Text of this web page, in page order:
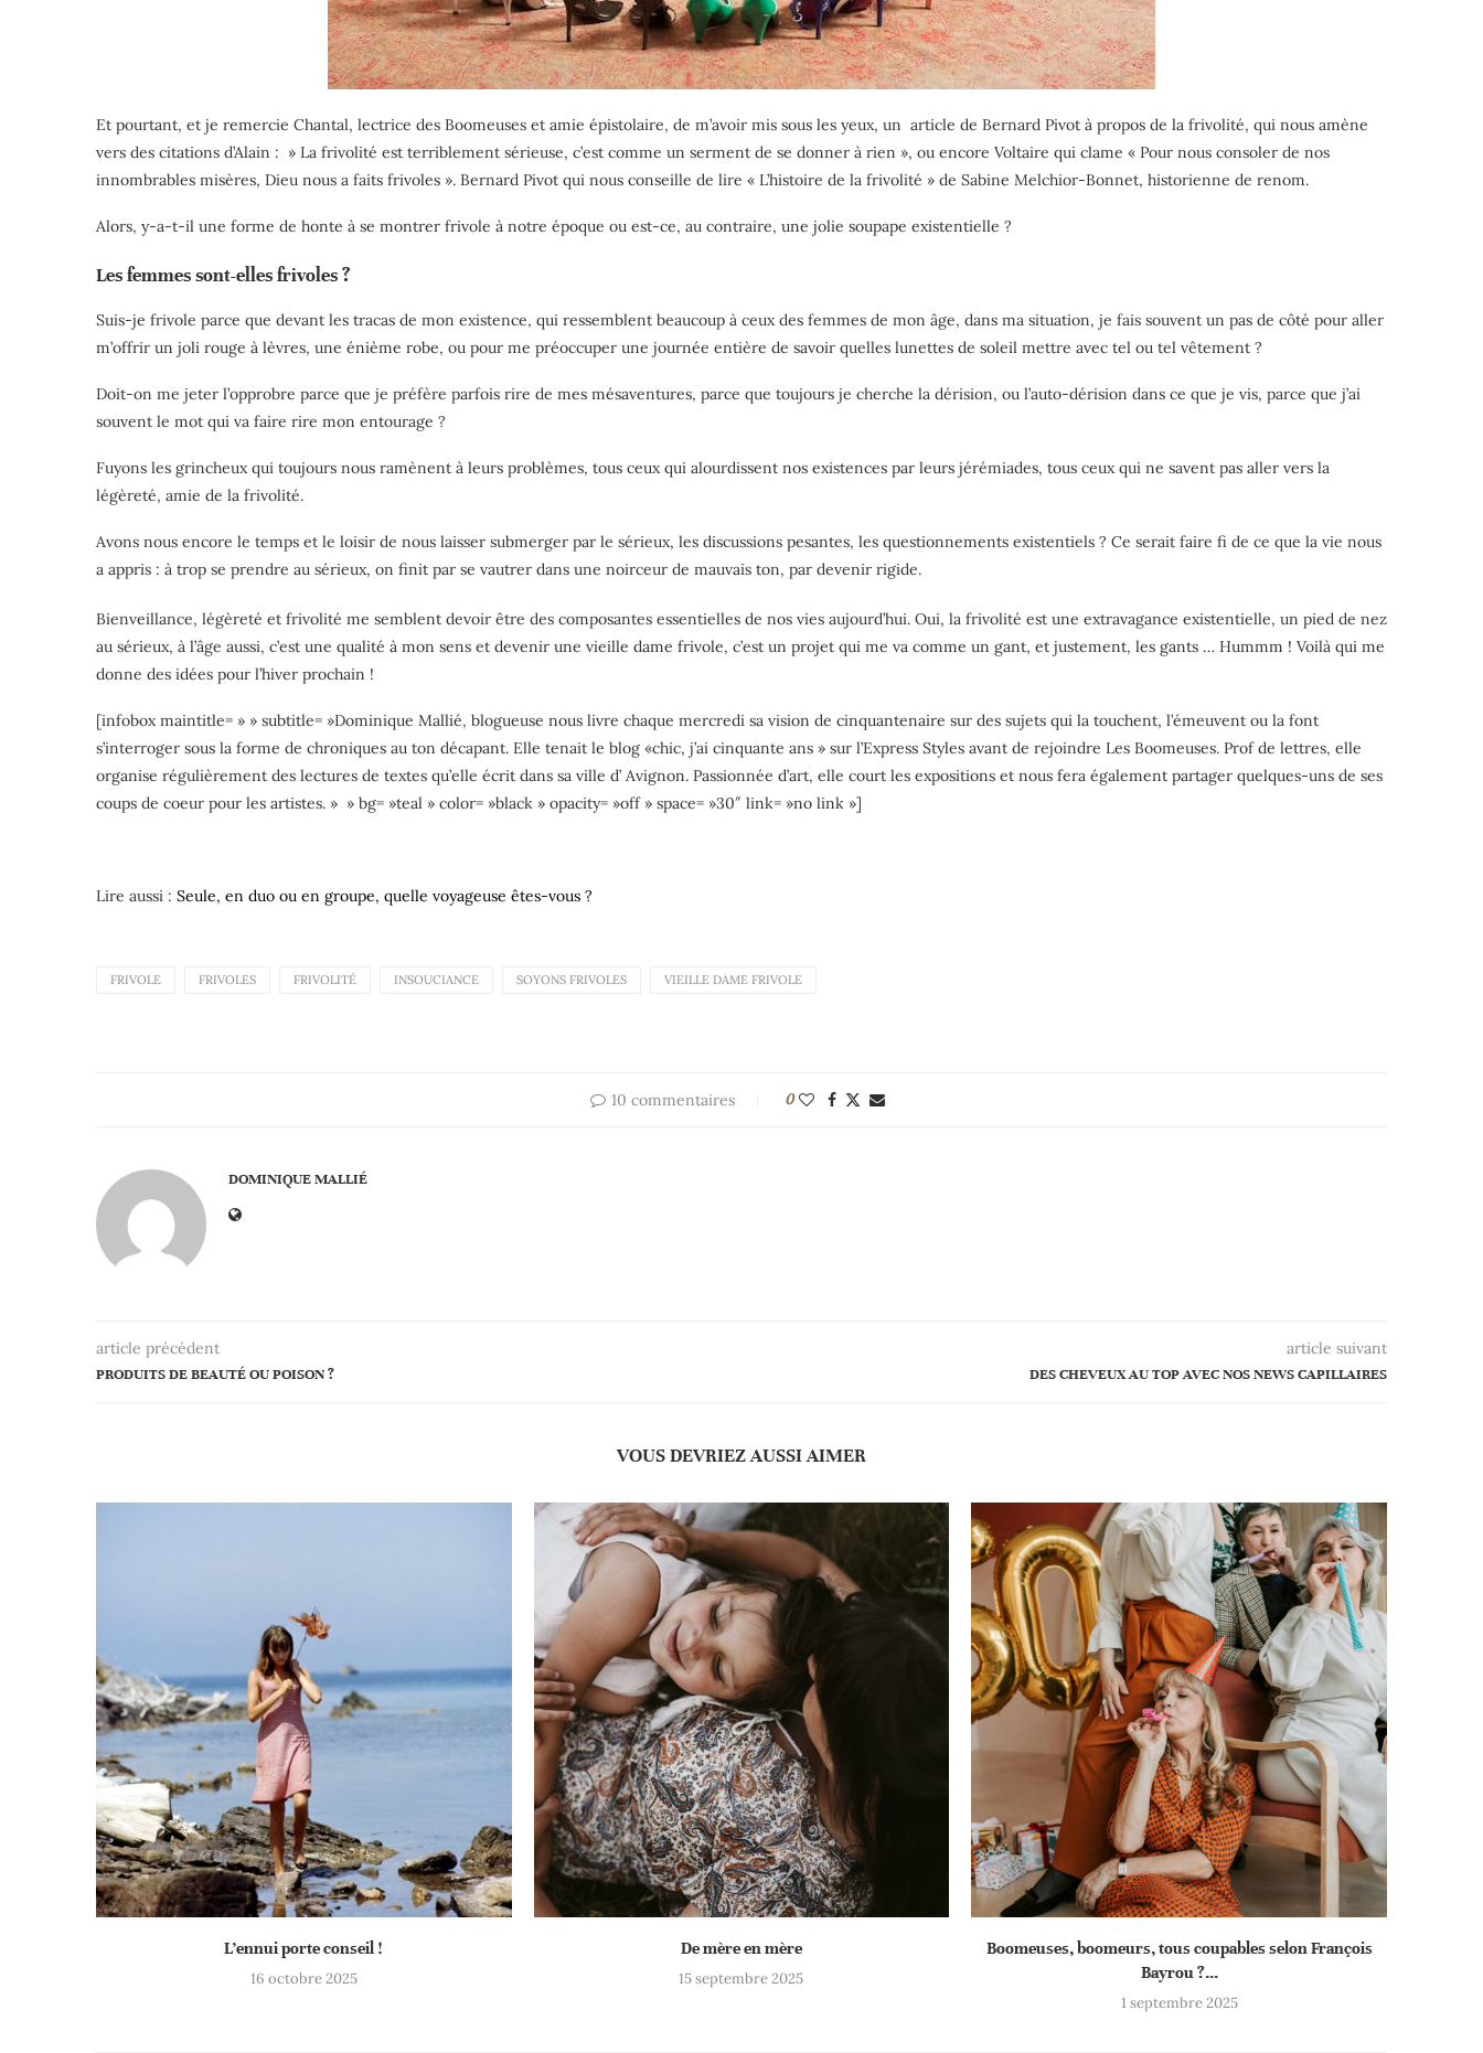
Et pourtant, et je remercie Chantal, lectrice des Boomeuses et amie épistolaire, de m’avoir mis sous les yeux, un article de Bernard Pivot à propos de la frivolité, qui nous amène
vers des citations d’Alain : » La frivolité est terriblement sérieuse, c’est comme un serment de se donner à rien », ou encore Voltaire qui clame « Pour nous consoler de nos
innombrables misères, Dieu nous a faits frivoles ». Bernard Pivot qui nous conseille de lire « L’histoire de la frivolité » de Sabine Melchior-Bonnet, historienne de renom.
Alors, y-a-t-il une forme de honte à se montrer frivole à notre époque ou est-ce, au contraire, une jolie soupape existentielle ?
Les femmes sont-elles frivoles ?
Suis-je frivole parce que devant les tracas de mon existence, qui ressemblent beaucoup à ceux des femmes de mon âge, dans ma situation, je fais souvent un pas de côté pour aller
m’offrir un joli rouge à lèvres, une énième robe, ou pour me préoccuper une journée entière de savoir quelles lunettes de soleil mettre avec tel ou tel vêtement ?
Doit-on me jeter l’opprobre parce que je préfère parfois rire de mes mésaventures, parce que toujours je cherche la dérision, ou l’auto-dérision dans ce que je vis, parce que j’ai
souvent le mot qui va faire rire mon entourage ?
Fuyons les grincheux qui toujours nous ramènent à leurs problèmes, tous ceux qui alourdissent nos existences par leurs jérémiades, tous ceux qui ne savent pas aller vers la
légèreté, amie de la frivolité.
Avons nous encore le temps et le loisir de nous laisser submerger par le sérieux, les discussions pesantes, les questionnements existentiels ? Ce serait faire fi de ce que la vie nous
a appris : à trop se prendre au sérieux, on finit par se vautrer dans une noirceur de mauvais ton, par devenir rigide.
Bienveillance, légèreté et frivolité me semblent devoir être des composantes essentielles de nos vies aujourd’hui. Oui, la frivolité est une extravagance existentielle, un pied de nez
au sérieux, à l’âge aussi, c’est une qualité à mon sens et devenir une vieille dame frivole, c’est un projet qui me va comme un gant, et justement, les gants … Hummm ! Voilà qui me
donne des idées pour l’hiver prochain !
[infobox maintitle= » » subtitle= »Dominique Mallié, blogueuse nous livre chaque mercredi sa vision de cinquantenaire sur des sujets qui la touchent, l’émeuvent ou la font
s’interroger sous la forme de chroniques au ton décapant. Elle tenait le blog «chic, j’ai cinquante ans » sur l’Express Styles avant de rejoindre Les Boomeuses. Prof de lettres, elle
organise régulièrement des lectures de textes qu’elle écrit dans sa ville d’ Avignon. Passionnée d’art, elle court les expositions et nous fera également partager quelques-uns de ses
coups de coeur pour les artistes. » » bg= »teal » color= »black » opacity= »off » space= »30″ link= »no link »]
Lire aussi : Seule, en duo ou en groupe, quelle voyageuse êtes-vous ?
FRIVOLE FRIVOLES FRIVOLITÉ INSOUCIANCE SOYONS FRIVOLES VIEILLE DAME FRIVOLE
10 commentaires 0
DOMINIQUE MALLIÉ
article précédent
PRODUITS DE BEAUTÉ OU POISON ?
article suivant
DES CHEVEUX AU TOP AVEC NOS NEWS CAPILLAIRES
VOUS DEVRIEZ AUSSI AIMER
L’ennui porte conseil !
16 octobre 2025
De mère en mère
15 septembre 2025
Boomeuses, boomeurs, tous coupables selon François
Bayrou ?...
1 septembre 2025